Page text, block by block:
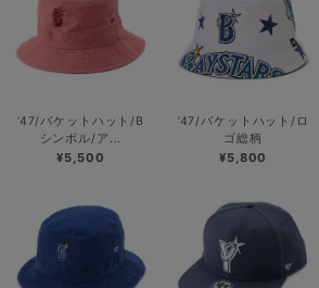
’47/バケットハット/B
シンボル/ア...
¥5,500
’47/バケットハット/ロ
ゴ総柄
¥5,800